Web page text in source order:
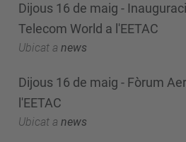
Dijous 16 de maig -
Telecom World a l'EETAC
Ubicat a news
Dijous 16 de maig - Fòrum
l'EETAC
Ubicat a news